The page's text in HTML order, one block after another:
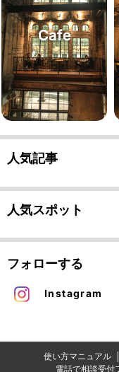
Cafe
人気記事
人気スポット
フォローする
Instagram
使い方マニュアル
電話で相談受付